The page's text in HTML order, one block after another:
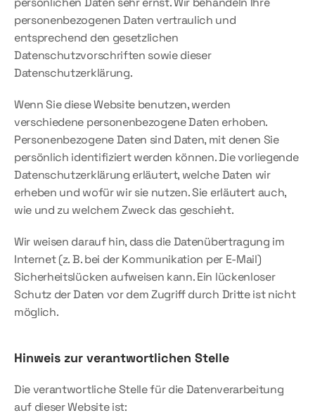
personenbezogenen Daten vertraulich und
entsprechend den gesetzlichen
Datenschutzvorschriften sowie dieser
Datenschutzerklärung.
Wenn Sie diese Website benutzen, werden
verschiedene personenbezogene Daten erhoben.
Personenbezogene Daten sind Daten, mit denen Sie
persönlich identifiziert werden können. Die vorliegende
Datenschutzerklärung erläutert, welche Daten wir
erheben und wofür wir sie nutzen. Sie erläutert auch,
wie und zu welchem Zweck das geschieht.
Wir weisen darauf hin, dass die Datenübertragung im
Internet (z. B. bei der Kommunikation per E-Mail)
Sicherheitslücken aufweisen kann. Ein lückenloser
Schutz der Daten vor dem Zugriff durch Dritte ist nicht
möglich.
Hinweis zur verantwortlichen Stelle
Die verantwortliche Stelle für die Datenverarbeitung
auf dieser Website ist: